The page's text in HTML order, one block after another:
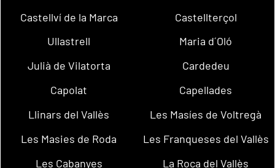
Castellví de la Marca
Castellterçol
Ullastrell
Maria d´Oló
Julià de Vilatorta
Cardedeu
Capolat
Capellades
Llinars del Vallès
Les Masíes de Voltregà
Les Masies de Roda
Les Franqueses del Vallès
Les Cabanyes
La Roca del Vallès